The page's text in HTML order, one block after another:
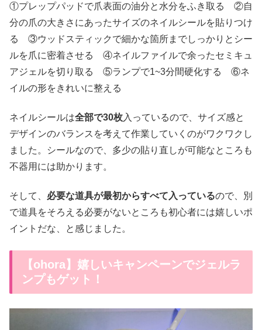
①プレップパッドで爪表面の油分と水分をふき取る ②自
分の爪の大きさにあったサイズのネイルシールを貼りつけ
る ③ウッドスティックで細かな箇所までしっかりとシー
ルを爪に密着させる ④ネイルファイルで余ったセミキュ
アジェルを切り取る ⑤ランプで1~3分間硬化する ⑥ネ
イルの形をきれいに整える
ネイルシールは全部で30枚入っているので、サイズ感と
デザインのバランスを考えて作業していくのがワクワクし
ました。シールなので、多少の貼り直しが可能なところも
不器用には助かります。
そして、 必要な道具が最初からすべて入っているので、別
で道具をそろえる必要がないところも初心者には嬉しいポ
イントだな、と感じました。
【ohora】嬉しいキャンペーンでジェルラ
ンプもゲット！